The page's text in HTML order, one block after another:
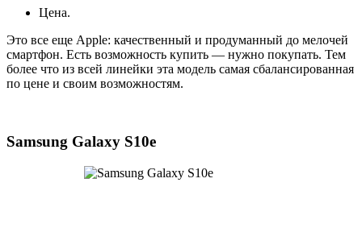
Цена.
Это все еще Apple: качественный и продуманный до мелочей
смартфон. Есть возможность купить — нужно покупать. Тем
более что из всей линейки эта модель самая сбалансированная
по цене и своим возможностям.
Samsung Galaxy S10e